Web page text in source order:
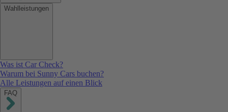
Wahlleistungen
Was ist Car Check?
Warum bei Sunny Cars buchen?
Alle Leistungen auf einen Blick
FAQ